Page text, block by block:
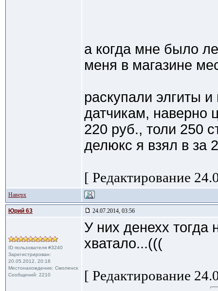
а когда мне было
меня в магазине
раскупали элгиты
датчикам, наверно
220 руб., толи 250
делюкс я взял в за
[ Редактирование
Наверх
Юрий 63 24.07.2014, 03:56
ID пользователя #3240
Зарегистрирован:
20.05.2012, 20:18
Местонахождение: Смоленск
Сообщений: 2210
У них денехх
хватало...(((
[ Редактирование